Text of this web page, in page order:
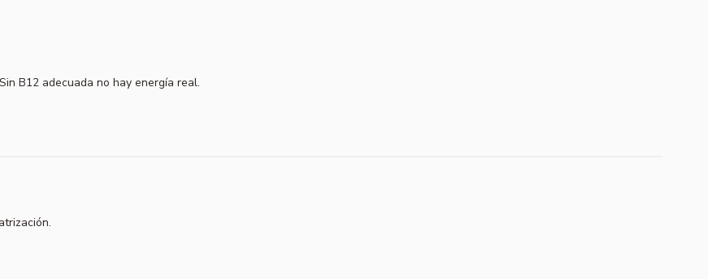
B12 adecuada no hay energía real.